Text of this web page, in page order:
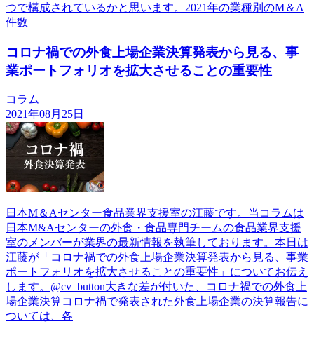
つで構成されているかと思います。2021年の業種別のМ＆A
件数
コロナ禍での外食上場企業決算発表から見る、事
業ポートフォリオを拡大させることの重要性
コラム
2021年08月25日
日本М＆Aセンター食品業界支援室の江藤です。当コラムは
日本M&Aセンターの外食・食品専門チームの食品業界支援
室のメンバーが業界の最新情報を執筆しております。本日は
江藤が「コロナ禍での外食上場企業決算発表から見る、事業
ポートフォリオを拡大させることの重要性」についてお伝え
します。@cv_button大きな差が付いた、コロナ禍での外食上
場企業決算コロナ禍で発表された外食上場企業の決算報告に
ついては、各